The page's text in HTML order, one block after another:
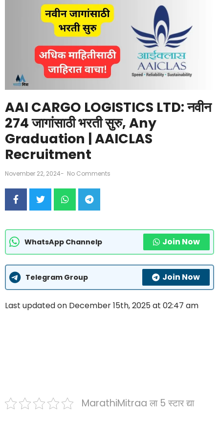
AAI CARGO LOGISTICS LTD: नवीन
274 जागांसाठी भरती सुरु, Any
Graduation | AAICLAS
Recruitment
November 22, 2024- No Comments
WhatsApp Channelp Join Now
Telegram Group Join Now
Last updated on December 15th, 2025 at 02:47 am
MarathiMitraa ला 5 स्टार द्या